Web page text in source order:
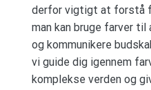
derfor vigtigt at forstå
man kan bruge farver
og kommunikere
vi guide dig igennem
komplekse verden og